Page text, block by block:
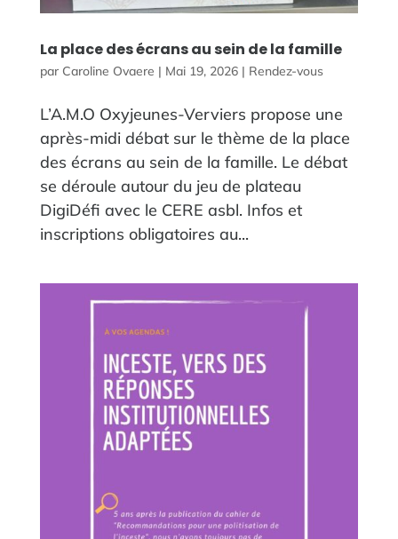
La place des écrans au sein de la famille
par Caroline Ovaere | Mai 19, 2026| Rendez-vous
L’A.M.O Oxyjeunes-Verviers propose une
après-midi débat sur le thème de la place
des écrans au sein de la famille. Le débat
se déroule autour du jeu de plateau
DigiDéfi avec le CERE asbl. Infos et
inscriptions obligatoires au...